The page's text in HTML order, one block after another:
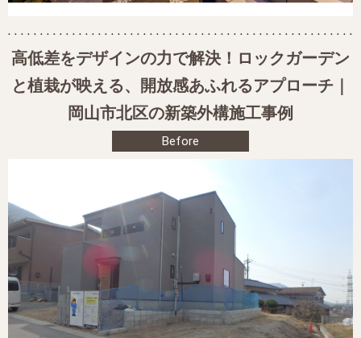
高低差をデザインの力で解決！ロックガーデン
と植栽が映える、開放感あふれるアプローチ｜
岡山市北区の新築外構施工事例